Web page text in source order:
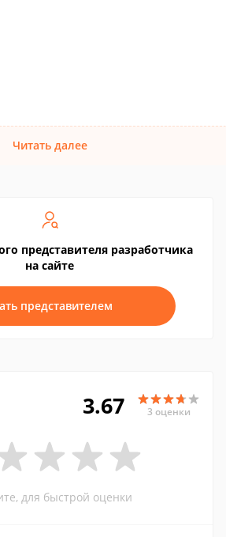
Читать далее
представителя разработчика
на сайте
представителем
3.67 3 оценки
для быстрой оценки